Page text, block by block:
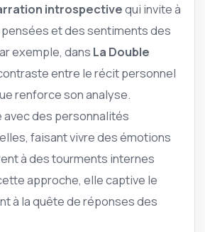
introspectivequi invite à
pensées et des sentiments des
exemple, dans La Double
entre le récit personnel
renforce son analyse.
avec des personnalités
faisant vivre des émotions
à des tourments internes
approche, elle captive le
à la quête de réponses des